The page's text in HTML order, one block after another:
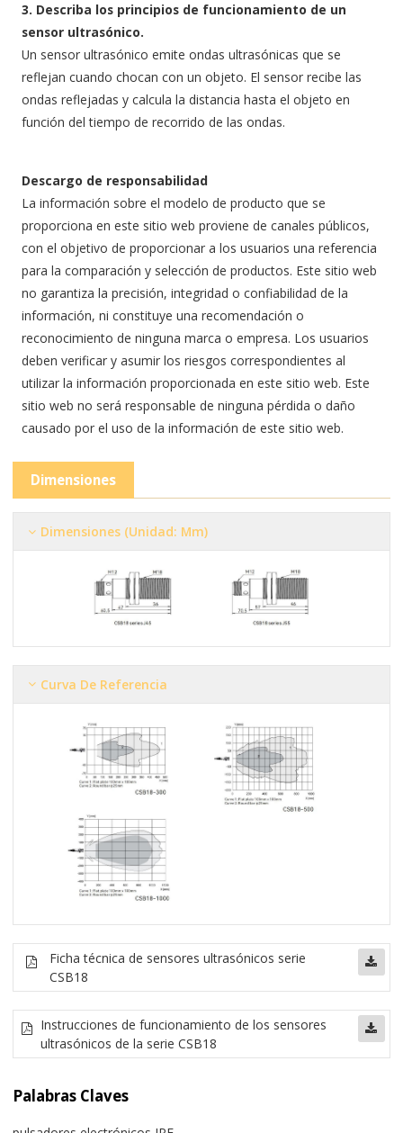
3. Describa los principios de funcionamiento de un
sensor ultrasónico.
Un sensor ultrasónico emite ondas ultrasónicas que se
reflejan cuando chocan con un objeto. El sensor recibe las
ondas reflejadas y calcula la distancia hasta el objeto en
función del tiempo de recorrido de las ondas.
Descargo de responsabilidad
La información sobre el modelo de producto que se
proporciona en este sitio web proviene de canales públicos,
con el objetivo de proporcionar a los usuarios una referencia
para la comparación y selección de productos. Este sitio web
no garantiza la precisión, integridad o confiabilidad de la
información, ni constituye una recomendación o
reconocimiento de ninguna marca o empresa. Los usuarios
deben verificar y asumir los riesgos correspondientes al
utilizar la información proporcionada en este sitio web. Este
sitio web no será responsable de ninguna pérdida o daño
causado por el uso de la información de este sitio web.
Dimensiones
Dimensiones (Unidad: Mm)
Curva De Referencia
Ficha técnica de sensores ultrasónicos serie
CSB18
Instrucciones de funcionamiento de los sensores
ultrasónicos de la serie CSB18
Palabras Claves